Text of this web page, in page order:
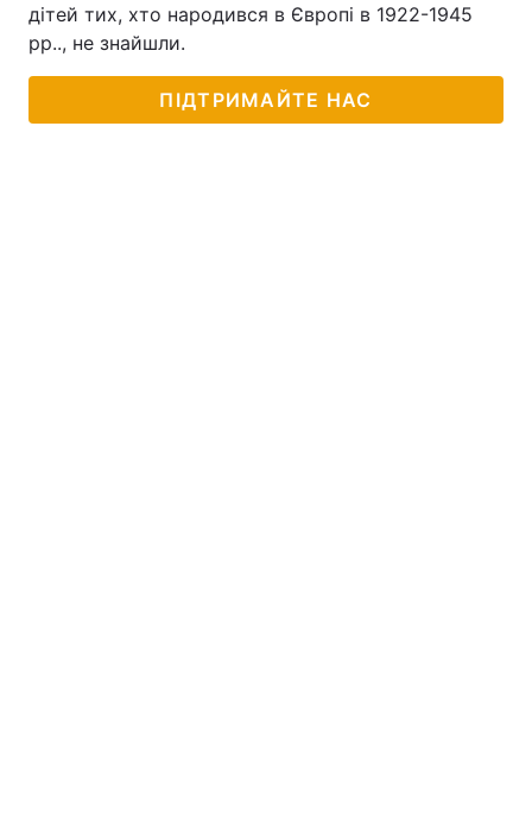
дітей тих, хто народився в Європі в 1922-1945
рр.., не знайшли.
ПІДТРИМАЙТЕ НАС